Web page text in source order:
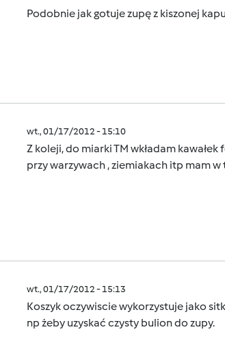
Podobnie jak gotuje zupę z kiszonej
wt., 01/17/2012 - 15:10
Z koleji, do miarki TM wkładam
przy warzywach , ziemiakach itp mam
wt., 01/17/2012 - 15:13
Koszyk oczywiscie wykorzystuje jako
np żeby uzyskać czysty bulion do zupy.